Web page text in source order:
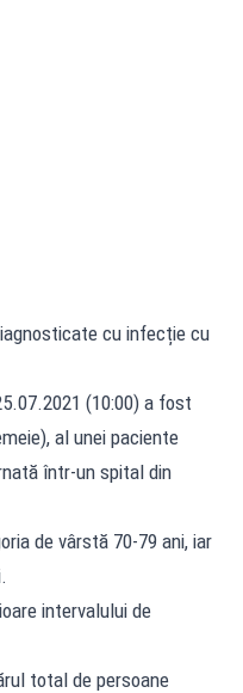
cu infecție cu
(10:00) a fost
al unei paciente
într-un spital din
de vârstă 70-79 ani, iar
intervalului de
total de persoane